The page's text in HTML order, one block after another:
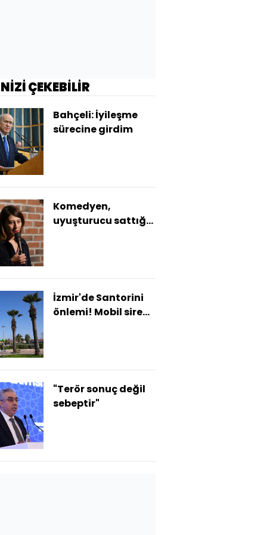
ÇEKEBİLİR
Bahçeli: İyileşme
sürecine girdim
Komedyen,
uyuşturucu sattığı
İzmir'de Santorini
önlemi! Mobil siren
"Terör sonuç değil
sebeptir"